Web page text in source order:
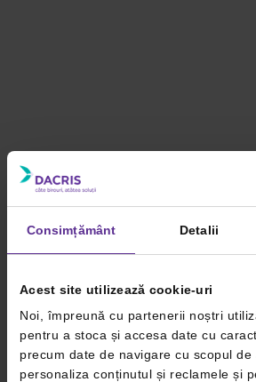
Consimțământ Detalii
Acest site utilizează cookie-uri
Noi, împreună cu partenerii noștri
pentru a stoca și accesa date cu
precum date de navigare cu scopul de
personaliza conținutul și reclamele și